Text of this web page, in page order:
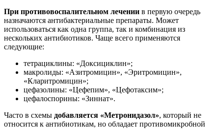
При противовоспалительном лечении в первую очередь
назначаются антибактериальные препараты. Может
использоваться как одна группа, так и комбинация из
нескольких антибиотиков. Чаще всего применяются
следующие:
тетрациклины: «Доксициклин»;
макролиды: «Азитромицин», «Эритромицин»,
«Кларитромицин»;
цефазолины: «Цефепим», «Цефотаксим»;
цефалоспорины: «Зиннат».
Часто в схемы добавляется «Метронидазол», который не
относится к антибиотикам, но обладает противомикробной